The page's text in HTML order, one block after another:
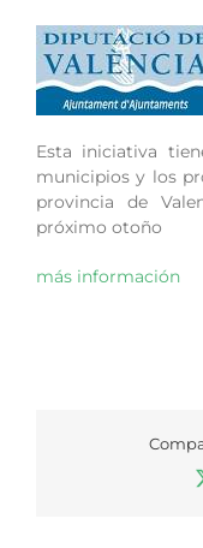
Esta iniciativa
municipios y los
provincia de
próximo otoño
más información